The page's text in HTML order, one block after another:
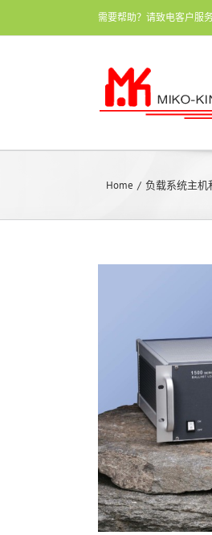
content
需要帮助？请致电客户服
Home / 负载系统主机